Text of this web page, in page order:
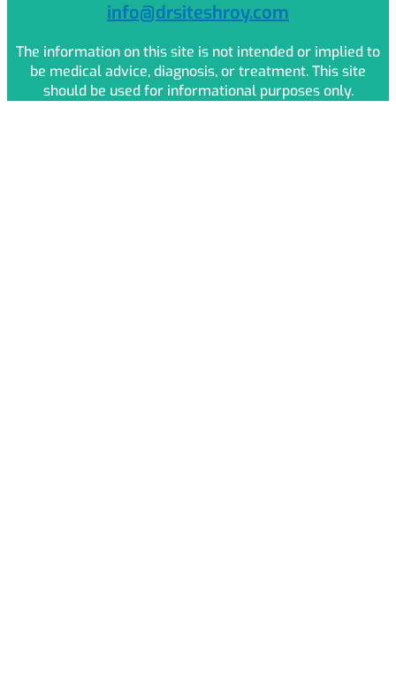
info@drsiteshroy.com
The information on this site is not intended or implied to
be medical advice, diagnosis, or treatment. This site
should be used for informational purposes only.